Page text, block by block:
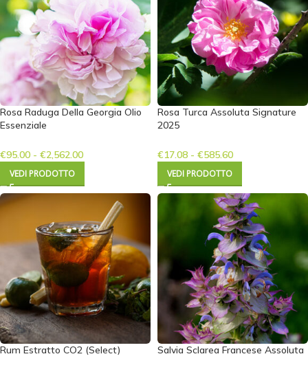
Rosa Raduga Della Georgia Olio
Essenziale
€95.00 - €2,562.00
VEDI PRODOTTO
Rosa Turca Assoluta Signature
2025
€17.08 - €585.60
VEDI PRODOTTO
Rum Estratto CO2 (Select) Salvia Sclarea Francese Assoluta